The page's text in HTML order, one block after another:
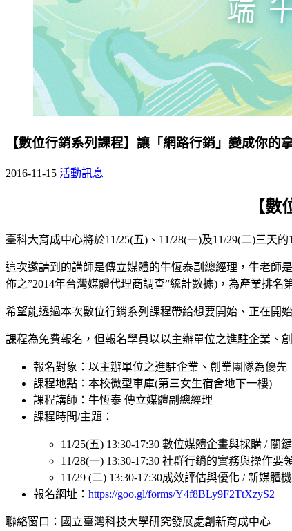
【數位行銷系列課程】讓「網路行銷」變成你的
2016-11-15 活動訊息
【
臺科大育成中心將於11/25(五)、11/28(一)及11/29(二)三天
這次邀請到的講師是傳立媒體的牛恆泰副總經理，牛老師
佈之”2014年台灣媒體代理商調查”統計數據)，為產業排名
希望能透過本次數位行銷系列課程帶給想要開始、正在開
課程為免費報名，但報名學員以以主辦單位之進駐企業、
報名對象：以主辦單位之進駐企業、創業團隊為優先
課程地點：本校微型車庫(第三女生宿舍地下一樓)
課程講師：牛恆泰 傳立媒體副總經理
課程時間/主題：
11/25(五) 13:30-17:30 數位媒體企畫與採購 / 關
11/28(一) 13:30-17:30 社群行銷的實務與操作要
11/29 (二) 13:30-17:30成效評估與優化 / 新媒體
報名網址： https://goo.gl/forms/Y4f8BLy9F2TtXzyS2
聯絡窗口：國立臺灣科技大學研究發展處創新育成中心